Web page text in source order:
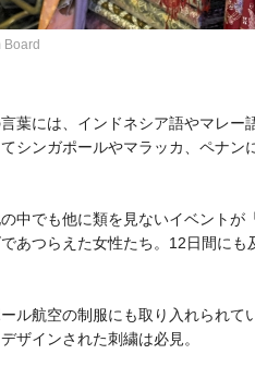
言葉には、インドネシア語やマレ
シンガポールやマラッカ、ペナ
中でも他に類を見ないイベント
あつらえた女性たち。12日間に
ル航空の制服にも取り入れられて
ザインされた刺繍は必見。